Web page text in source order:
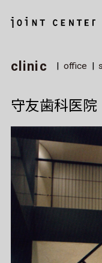
clinic office
守友歯科医院